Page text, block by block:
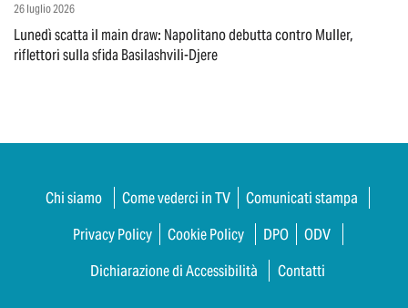
26 luglio 2026
Lunedì scatta il main draw: Napolitano debutta contro Muller,
riflettori sulla sfida Basilashvili-Djere
Chi siamo Come vederci in TV
Comunicati stampa
Privacy Policy
Cookie Policy DPO
ODV
Dichiarazione di Accessibilità
Contatti